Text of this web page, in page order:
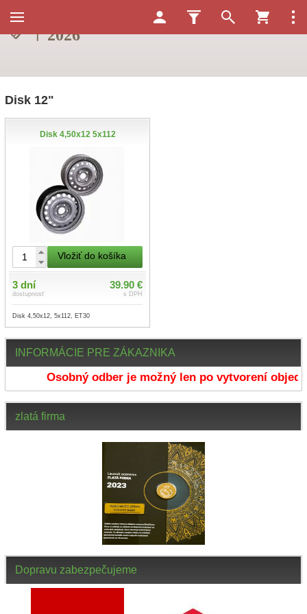
INFORMÁCIE PRE ZÁKAZNIKA
Osobný odber je možný len po vytvorení
zlatá firma
Dopravu zabezpečujeme
Disk 12"
Disk 4,50x12 5x112
Vložiť do košíka
3 dní
dostupnosť
39.90 €
s DPH
Disk 4,50x12, 5x112, ET30